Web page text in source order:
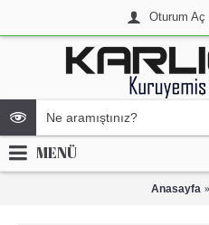
Oturum Aç
MENÜ
Anasayfa